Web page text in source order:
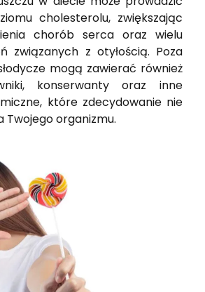
cholesterolu, zwiększając
chorób serca oraz wielu
związanych z otyłością. Poza
mogą zawierać również
konserwanty oraz inne
które zdecydowanie nie
Twojego organizmu.